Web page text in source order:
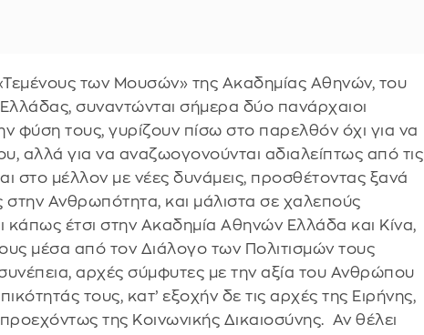
των Μουσών» της Ακαδημίας Αθηνών, του
συναντώνται σήμερα δύο πανάρχαιοι
φύση τους, γυρίζουν πίσω στο παρελθόν όχι για να
αλλά για να αναζωογονούνται αδιαλείπτως από τις
στο μέλλον με νέες δυνάμεις, προσθέτοντας ξανά
στην Ανθρωπότητα, και μάλιστα σε χαλεπούς
κάπως έτσι στην Ακαδημία Αθηνών Ελλάδα και Κίνα,
μέσα από τον Διάλογο των Πολιτισμών τους
αρχές σύμφυτες με την αξία του Ανθρώπου
τους, κατ’ εξοχήν δε τις αρχές της Ειρήνης,
της Κοινωνικής Δικαιοσύνης. Αν θέλει